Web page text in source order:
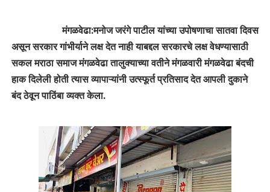
मंगळवेढा:मनोज जरंगे पाटील यांच्या उपोषणाचा सातवा दिवस
असून सरकार गांभीर्याने लक्ष देत नाही याबद्दल सरकारचे लक्ष वेधण्यासाठी
सकल मराठा समाज मंगळवेढा तालुक्याच्या वतीने मंगळवारी मंगळवेढा बंदची
हाक दिलेली होती त्यास व्यापाऱ्यांनी उत्स्फूर्त प्रतिसाद देत आपली दुकाने
बंद ठेवून पाठिंबा व्यक्त केला.